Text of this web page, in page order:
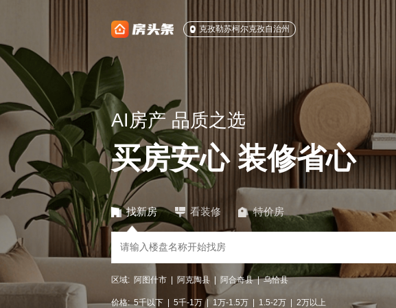
克孜勒苏柯尔克孜自治州
AI房产 品质之选
买房安心 装修省心
找新房 看装修 特价房
区域: 阿图什市 | 阿克陶县 | 阿合奇县 | 乌恰县
价格: 5千以下 | 5千-1万 | 1万-1.5万 | 1.5-2万 | 2万以上